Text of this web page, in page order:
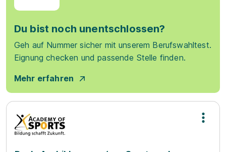
Du bist noch unentschlossen?
Geh auf Nummer sicher mit unserem Berufswahltest.
Eignung checken und passende Stelle finden.
Mehr erfahren